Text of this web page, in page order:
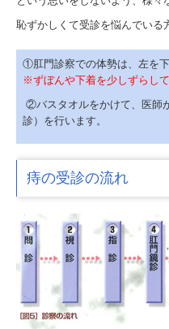
恥ずかしくて受診を悩んでいる
①肛門診察での体勢は、左を
※ずぼんや下着を少しずらし
②バスタオルをかけて、医師
診）を行います。
痔の受診の流れ